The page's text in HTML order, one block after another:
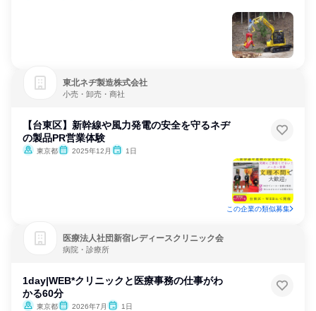
東北ネヂ製造株式会社
小売・卸売・商社
【台東区】新幹線や風力発電の安全を守るネヂ
の製品PR営業体験
東京都 2025年12月 1日
この企業の類似募集
医療法人社団新宿レディースクリニック会
病院・診療所
1day|WEB*クリニックと医療事務の仕事がわ
かる60分
東京都 2026年7月 1日